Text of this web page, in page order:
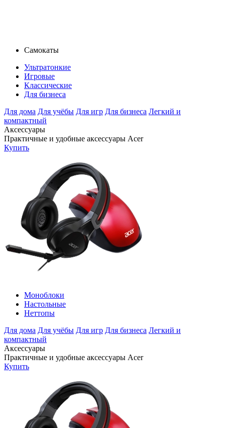
Самокаты
Ультратонкие
Игровые
Классические
Для бизнеса
Для дома Для учёбы Для игр Для бизнеса Легкий и
компактный
Аксессуары
Практичные и удобные аксессуары Acer
Купить
Моноблоки
Настольные
Неттопы
Для дома Для учёбы Для игр Для бизнеса Легкий и
компактный
Аксессуары
Практичные и удобные аксессуары Acer
Купить